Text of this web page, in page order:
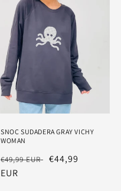
SNOC SUDADERA GRAY VICHY
WOMAN
Precio
habitual
€49,99 EUR Precio
€44,99
EUR